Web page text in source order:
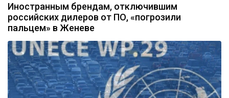
Иностранным брендам, отключившим
российских дилеров от ПО, «погрозили
пальцем» в Женеве